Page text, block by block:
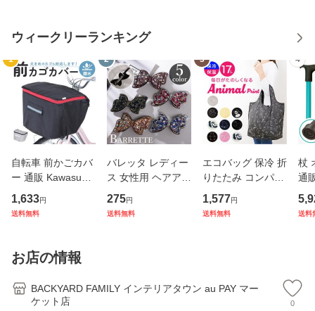
ウィークリーランキング
1
自転車 前かごカバ
ー 通販 Kawasumi
カワスミ 前カゴカ
バー バスケット カ
カバー 前 Keia＋
かわ
1,633円
送料無料
2
バレッタ レディー
ス 女性用 ヘアアク
セサリー リボン ラ
インストーン キラ
275円
送料無料
3
エコバッグ 保冷 折
りたたみ コンパク
ト 通販 エコバック
アニマル柄 エコ バ
1,577円
送料無料
4
杖
通
杖
本
送料
お店の情報
BACKYARD FAMILY インテリアタウン au PAY マー
ケット店
0